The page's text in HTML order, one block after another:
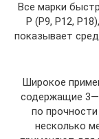
Все марки
Р (Р9, Р12,
показывает
Широкое
содержащие
по
несколько